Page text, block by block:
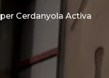
per Cerdanyola Activa